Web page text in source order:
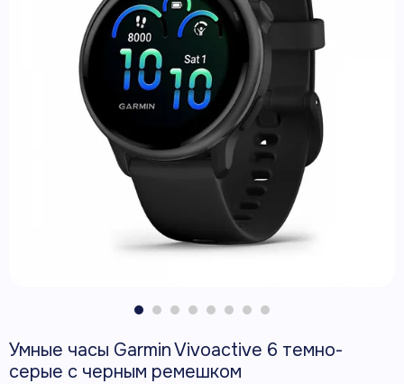
Умные часы Garmin Vivoactive 6 темно-
серые с черным ремешком